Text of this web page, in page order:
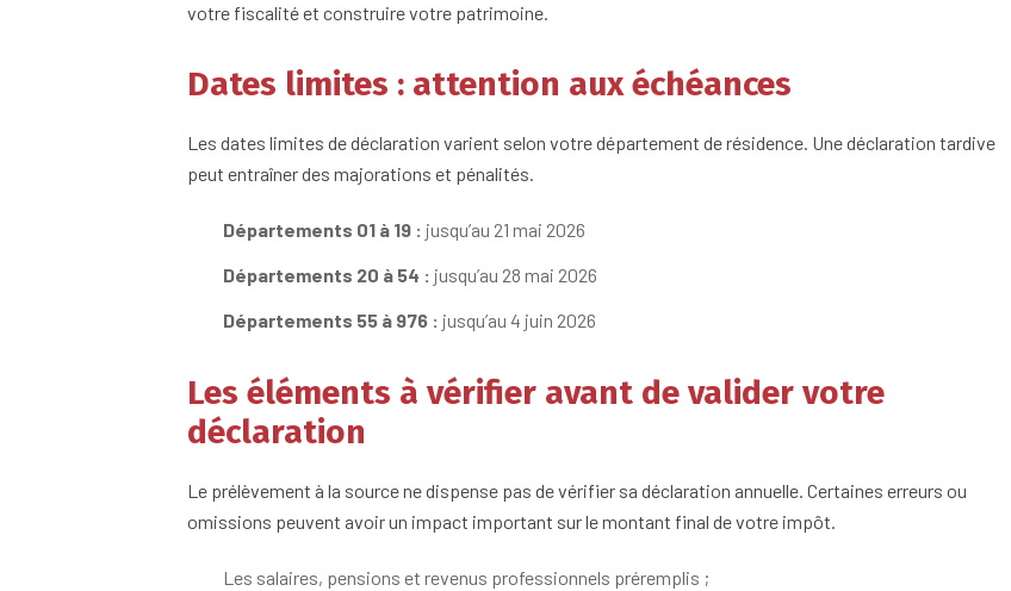
votre fiscalité et construire votre patrimoine.
Dates limites : attention aux échéances
Les dates limites de déclaration varient selon votre département de résidence. Une déclaration tardive
peut entraîner des majorations et pénalités.
Départements 01 à 19 : jusqu’au 21 mai 2026
Départements 20 à 54 : jusqu’au 28 mai 2026
Départements 55 à 976 : jusqu’au 4 juin 2026
Les éléments à vérifier avant de valider votre
déclaration
Le prélèvement à la source ne dispense pas de vérifier sa déclaration annuelle. Certaines erreurs ou
omissions peuvent avoir un impact important sur le montant final de votre impôt.
Les salaires, pensions et revenus professionnels préremplis ;